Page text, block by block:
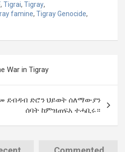
, Tigrai, Tigray,
famine, Tigray Genocide,
War in Tigray
ደብዳብ ድሮን ህይወት ሰለማውያን
ሰባት ከምዝጠፍአ ተሓቢሩ።